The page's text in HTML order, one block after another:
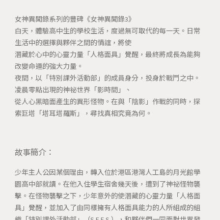
女神異聞錄系列的豐碑《女神異聞錄3》
白天，體驗高中生的學校生活，度過無可取代的每一天。日常
生活中的選擇與夥伴之間的情誼，將使
潛藏於心中的心靈力量「人格面具」覺醒，最終將成長為能夠
改變命運的強大力量。
夜間，以「特別課外活動部」的成員身分，投身於戰鬥之中。
凌晨零點出現的神祕世界「影時間」、
從人心黑暗面產生的異形怪物。在與「陰影」作戰的同時，探
索巨塔「塔耳塔羅斯」，尋找真相究竟為何。
故事簡介：
少年主人公因某個理由，轉入位於港區港灣人工島的月光館學
園高中部就讀。在他入住學生宿舍幾天後，遭到了神祕怪物襲
擊。在怪物襲擊之下，少年意外的使潛藏的心靈力量「人格面
具」覺醒，並加入了由同樣擁有人格面具能力的人所組成的組